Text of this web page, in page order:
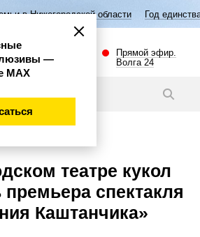
области Год единства народов
Прямой эфир.
Волга 24
театре кукол
премьера спектакля
Каштанчика»
—
МАХ